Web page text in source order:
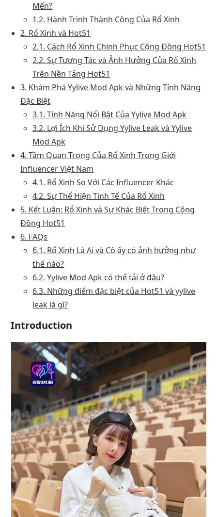
Mến?
1.2. Hành Trình Thành Công Của Rổ Xinh
2. Rổ Xinh và Hot51
2.1. Cách Rổ Xinh Chinh Phục Cộng Đồng Hot51
2.2. Sự Tương Tác và Ảnh Hưởng Của Rổ Xinh
Trên Nền Tảng Hot51
3. Khám Phá Yylive Mod Apk và Những Tính Năng
Đặc Biệt
3.1. Tính Năng Nổi Bật Của Yylive Mod Apk
3.2. Lợi Ích Khi Sử Dụng Yylive Leak và Yylive
Mod Apk
4. Tầm Quan Trọng Của Rổ Xinh Trong Giới
Influencer Việt Nam
4.1. Rổ Xinh So Với Các Influencer Khác
4.2. Sự Thể Hiện Tinh Tế Của Rổ Xinh
5. Kết Luận: Rổ Xinh và Sự Khác Biệt Trong Cộng
Đồng Hot51
6. FAQs
6.1. Rổ Xinh Là Ai và Cô ấy có ảnh hưởng như
thế nào?
6.2. Yylive Mod Apk có thể tải ở đâu?
6.3. Những điểm đặc biệt của Hot51 và yylive
leak là gì?
Introduction